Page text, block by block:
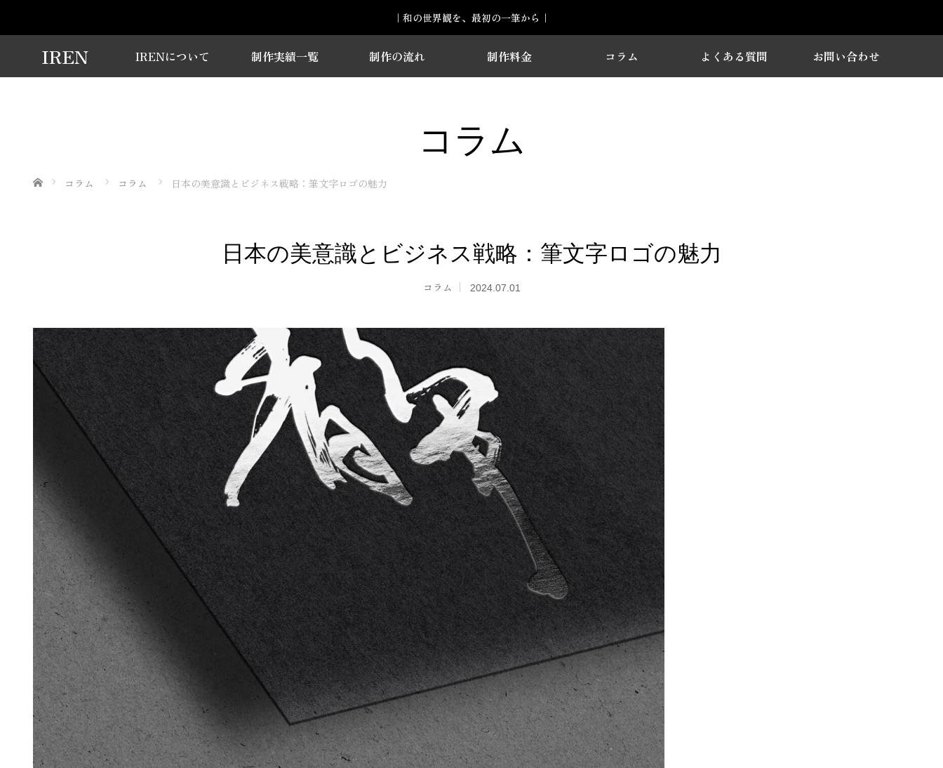
｜和の世界観を、最初の一筆から｜
IREN IRENについて 制作実績一覧 制作の流れ 制作料金 コラム よくある質問 お問い合わせ
コラム
ホーム コラム コラム 日本の美意識とビジネス戦略：筆文字ロゴの魅力
日本の美意識とビジネス戦略：筆文字ロゴの魅力
コラム 2024.07.01